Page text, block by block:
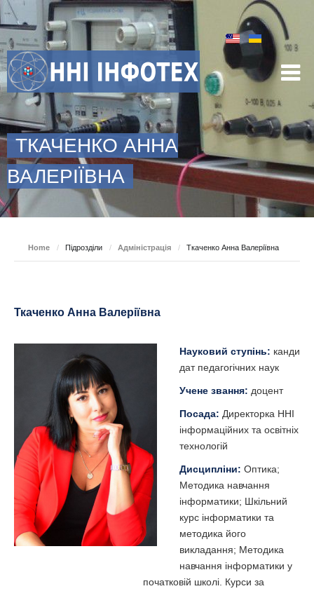
ТКАЧЕНКО АННА
ВАЛЕРІЇВНА
Home / Підрозділи / Адміністрація / Ткаченко Анна Валеріївна
Ткаченко Анна Валеріївна
Науковий ступінь: канди
дат педагогічних наук
Учене звання: доцент
Посада: Директорка ННІ
інформаційних та освітніх
технологій
Дисципліни: Оптика;
Методика навчання
інформатики; Шкільний
курс інформатики та
методика його
викладання; Методика
навчання інформатики у
початковій школі. Курси за